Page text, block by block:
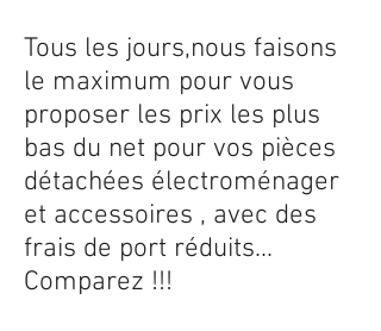
Tous les jours,nous faisons
le maximum pour vous
proposer les prix les plus
bas du net pour vos pièces
détachées électroménager
et accessoires , avec des
frais de port réduits...
Comparez !!!